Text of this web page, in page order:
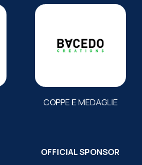
COPPE E MEDAGLIE
OFFICIAL SPONSOR